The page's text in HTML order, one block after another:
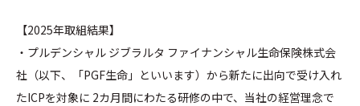
【2025年取組結果】
・プルデンシャル ジブラルタ ファイナンシャル生命保険株式会
社（以下、「PGF生命」といいます）から新たに出向で受け入れ
たICPを対象に 2カ月間にわたる研修の中で、当社の経営理念で